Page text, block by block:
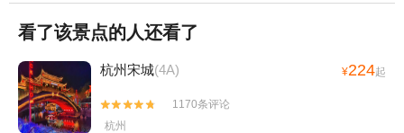
看了该景点的人还看了
杭州宋城(4A) ¥224起


1170条评论
杭州